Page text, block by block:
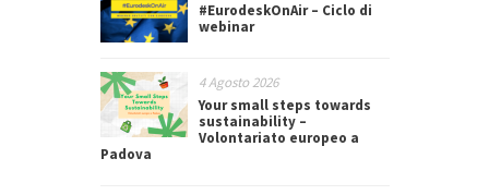
#EurodeskOnAir – Ciclo di
webinar
4 Agosto 2026
Your small steps towards
sustainability –
Volontariato europeo a
Padova